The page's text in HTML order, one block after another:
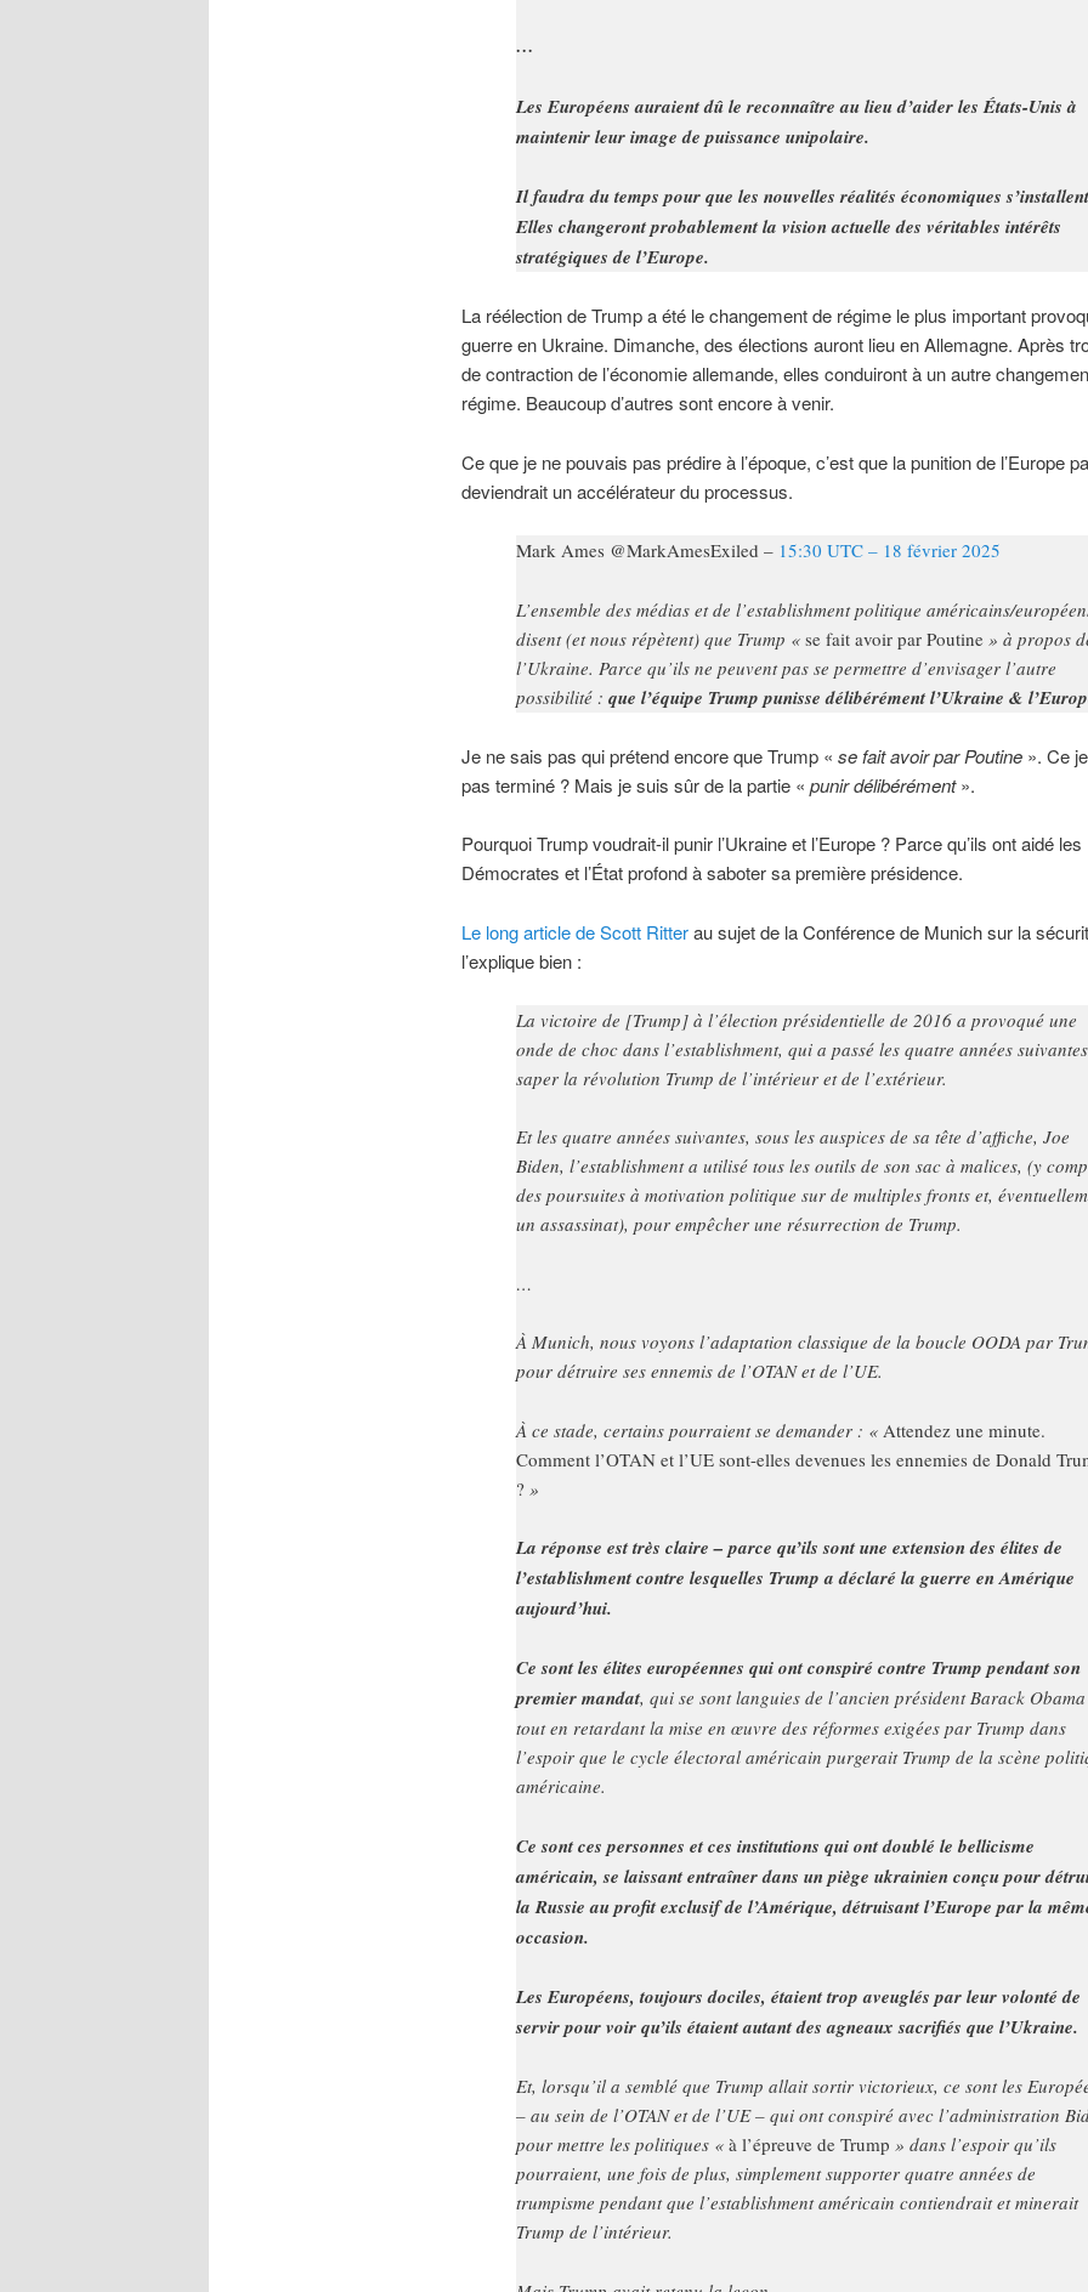
…
Les Européens auraient dû le reconnaître au lieu d’aider les États-Unis à
maintenir leur image de puissance unipolaire.
Il faudra du temps pour que les nouvelles réalités économiques
Elles changeront probablement la vision actuelle des véritables intérêts
stratégiques de l’Europe.
La réélection de Trump a été le changement de régime le plus important
guerre en Ukraine. Dimanche, des élections auront lieu en Allemagne. Après
de contraction de l’économie allemande, elles conduiront à un autre
régime. Beaucoup d’autres sont encore à venir.
Ce que je ne pouvais pas prédire à l’époque, c’est que la punition de l’Europe
deviendrait un accélérateur du processus.
Mark Ames @MarkAmesExiled – 15:30 UTC – 18 février 2025
L’ensemble des médias et de l’establishment politique américains/
disent (et nous répètent) que Trump « se fait avoir par Poutine» à propos
l’Ukraine. Parce qu’ils ne peuvent pas se permettre d’envisager l’autre
possibilité : que l’équipe Trump punisse délibérément l’Ukraine &
Je ne sais pas qui prétend encore que Trump « se fait avoir par Poutine». Ce
pas terminé ? Mais je suis sûr de la partie « punir délibérément».
Pourquoi Trump voudrait-il punir l’Ukraine et l’Europe ? Parce qu’ils ont aidé les
Démocrates et l’État profond à saboter sa première présidence.
Le long article de Scott Ritterau sujet de la Conférence de Munich sur la
l’explique bien :
La victoire de [Trump] à l’élection présidentielle de 2016 a provoqué une
onde de choc dans l’establishment, qui a passé les quatre années
saper la révolution Trump de l’intérieur et de l’extérieur.
Et les quatre années suivantes, sous les auspices de sa tête d’affiche, Joe
Biden, l’establishment a utilisé tous les outils de son sac à malices, (y
des poursuites à motivation politique sur de multiples fronts et,
un assassinat), pour empêcher une résurrection de Trump.
…
À Munich, nous voyons l’adaptation classique de la boucle OODA par
pour détruire ses ennemis de l’OTAN et de l’UE.
À ce stade, certains pourraient se demander : « Attendez une minute.
Comment l’OTAN et l’UE sont-elles devenues les ennemies de Donald
?»
La réponse est très claire – parce qu’ils sont une extension des élites de
l’establishment contre lesquelles Trump a déclaré la guerre en Amérique
aujourd’hui.
Ce sont les élites européennes qui ont conspiré contre Trump pendant son
premier mandat, qui se sont languies de l’ancien président Barack Obama
tout en retardant la mise en œuvre des réformes exigées par Trump dans
l’espoir que le cycle électoral américain purgerait Trump de la scène
américaine.
Ce sont ces personnes et ces institutions qui ont doublé le bellicisme
américain, se laissant entraîner dans un piège ukrainien conçu pour
la Russie au profit exclusif de l’Amérique, détruisant l’Europe par la
occasion.
Les Européens, toujours dociles, étaient trop aveuglés par leur volonté de
servir pour voir qu’ils étaient autant des agneaux sacrifiés que l’Ukraine.
Et, lorsqu’il a semblé que Trump allait sortir victorieux, ce sont les
– au sein de l’OTAN et de l’UE – qui ont conspiré avec l’administration
pour mettre les politiques « à l’épreuve de Trump » dans l’espoir qu’ils
pourraient, une fois de plus, simplement supporter quatre années de
trumpisme pendant que l’establishment américain contiendrait et minerait
Trump de l’intérieur.